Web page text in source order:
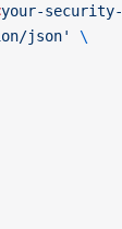
your-
json'
\